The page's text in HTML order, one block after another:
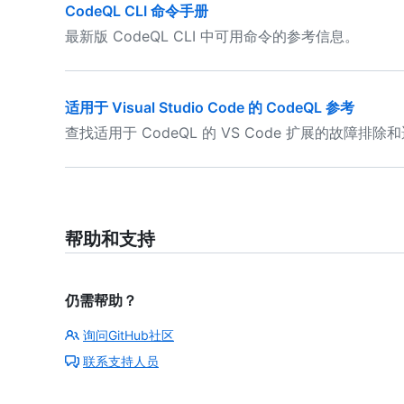
CodeQL CLI 命令手册
最新版 CodeQL CLI 中可用命令的参考信息。
适用于 Visual Studio Code 的 CodeQL 参考
查找适用于 CodeQL 的 VS Code 扩展的故障排除和
帮助和支持
仍需帮助？
询问GitHub社区
联系支持人员